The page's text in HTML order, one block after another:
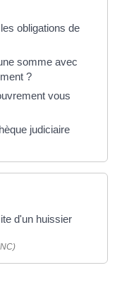
obligations de
somme avec
?
vous
judiciaire
d'un huissier